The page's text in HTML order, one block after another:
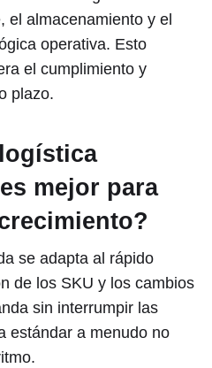
el almacenamiento y el
operativa. Esto
el cumplimiento y
plazo.
mejor para
se adapta al rápido
de los SKU y los cambios
sin interrumpir las
estándar a menudo no